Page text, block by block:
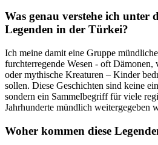
Was genau⁤ verstehe ich ⁣unter
Legenden in der⁤ Türkei?
Ich meine damit‍ eine Gruppe
furchterregende‌ Wesen‌ -⁤ oft Dämonen,⁢
oder mythische Kreaturen – ​Kinder
sollen. Diese Geschichten sind keine
sondern‍ ein⁢ Sammelbegriff für viele
Jahrhunderte⁣ mündlich ​weitergegeben⁤
Woher kommen ‍diese